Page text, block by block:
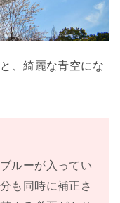
、綺麗な青空にな
ルーが入ってい
も同時に補正さ